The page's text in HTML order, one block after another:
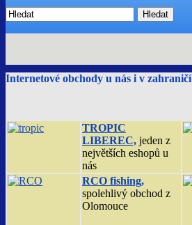
Hledat
Internetové obchody u nás i v zahraničí
TROPIC
LIBEREC, jeden z
největších eshopů u
nás
RCO fishing,
spolehlivý obchod z
Olomouce